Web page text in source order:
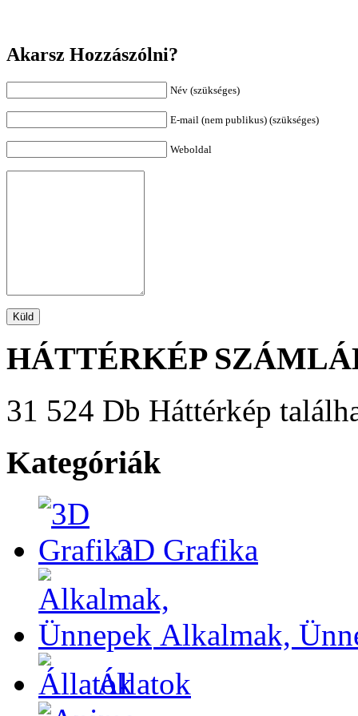
Akarsz Hozzászólni?
Név (szükséges)
E-mail (nem publikus) (szükséges)
Weboldal
HÁTTÉRKÉP
31 524 Db Háttérkép
Kategóriák
3D Grafika
Alkalmak,
Állatok